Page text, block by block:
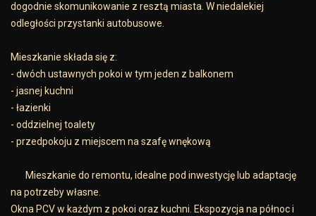
dogodnie skomunikowanie z resztą miasta. W niedalekiej
odległości przystanki autobusowe.
Mieszkanie składa się z:
- dwóch ustawnych pokoi w tym jeden z balkonem
- jasnej kuchni
- łazienki
- oddzielnej toalety
- przedpokoju z miejscem na szafę wnękową
Mieszkanie do remontu, idealne pod inwestycję lub adaptację
na potrzeby własne.
Okna PCV w każdym z pokoi oraz kuchni. Ekspozycja na północ i